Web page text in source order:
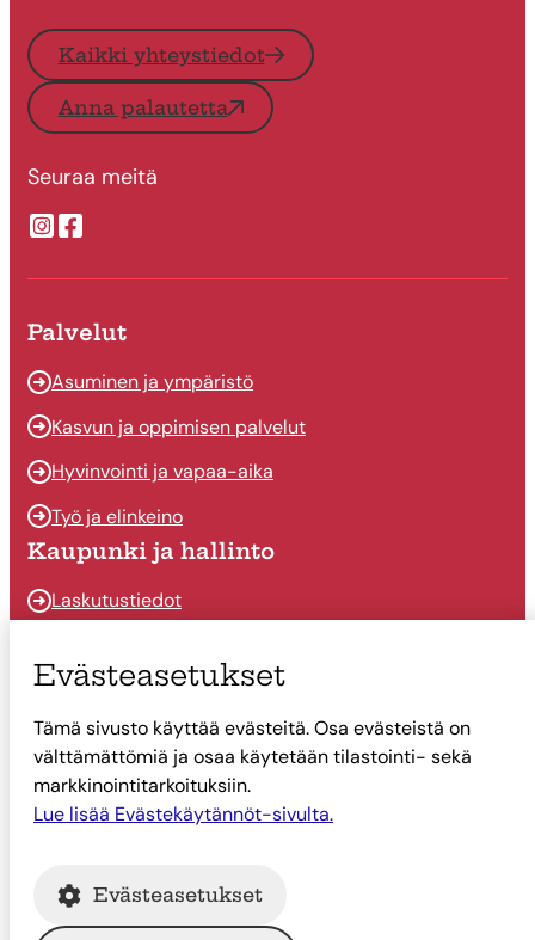
Kaikki yhteystiedot
Anna palautetta
Seuraa meitä
Suonenjoen kaupungin Instragram
Suonenjoen kaupungin Facebook
Palvelut
Asuminen ja ympäristö
Kasvun ja oppimisen palvelut
Hyvinvointi ja vapaa-aika
Työ ja elinkeino
Kaupunki ja hallinto
Laskutustiedot
Päätöksenteko
Talous
Yhteystiedot
Tietoa Suonenjoesta
Tietoa Suonenjoesta
Evästeasetukset
Tämä sivusto käyttää evästeitä. Osa evästeistä on
välttämättömiä ja osaa käytetään tilastointi- sekä
markkinointitarkoituksiin.
Lue lisää Evästekäytännöt-sivulta.
Evästeasetukset